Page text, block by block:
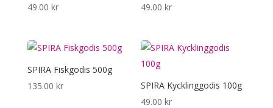
49.00 kr
49.00kr
SPIRA Fiskgodis 500g
135.00 kr
SPIRA Kycklinggodis 100g
49.00kr